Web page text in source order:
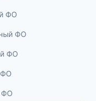
ФО
ФО
ФО
ФО
ФО